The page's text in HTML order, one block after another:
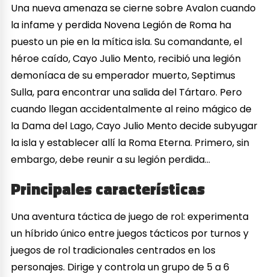
Una nueva amenaza se cierne sobre Avalon cuando
la infame y perdida Novena Legión de Roma ha
puesto un pie en la mítica isla. Su comandante, el
héroe caído, Cayo Julio Mento, recibió una legión
demoníaca de su emperador muerto, Septimus
Sulla, para encontrar una salida del Tártaro. Pero
cuando llegan accidentalmente al reino mágico de
la Dama del Lago, Cayo Julio Mento decide subyugar
la isla y establecer allí la Roma Eterna. Primero, sin
embargo, debe reunir a su legión perdida…
Principales características
Una aventura táctica de juego de rol: experimenta
un híbrido único entre juegos tácticos por turnos y
juegos de rol tradicionales centrados en los
personajes. Dirige y controla un grupo de 5 a 6